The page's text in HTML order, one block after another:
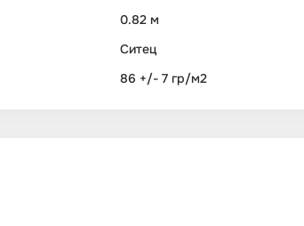
0.82 м
Ситец
86 +/- 7 гр/м2